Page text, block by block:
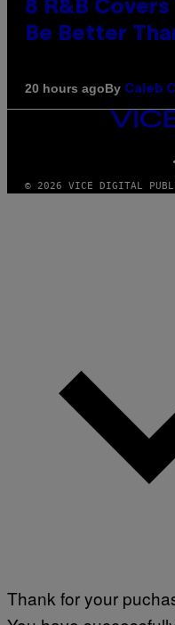
8 R&B
Be Better
20 hours agoBy Caleb
VICE
MEDIA
© 2026 VICE DIGITAL
Thank for your